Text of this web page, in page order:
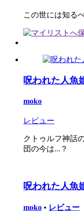
この世には知る
呪われた人魚
moko
レビュー
クトゥルフ神話
団の今は...？
呪われた人魚
moko • レビュー